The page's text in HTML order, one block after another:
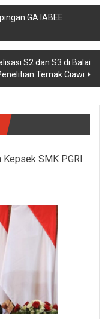
GA IABEE
S2 dan S3 di Balai
Ternak Ciawi
SMK PGRI